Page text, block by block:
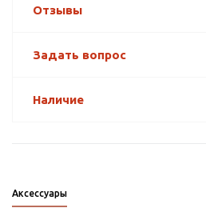
Отзывы
Задать вопрос
Наличие
Аксессуары